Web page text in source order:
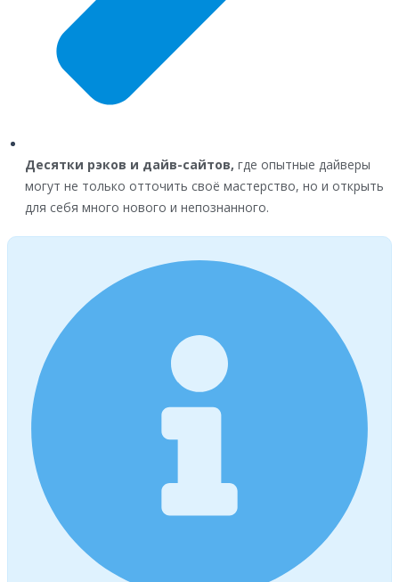
Десятки рэков и дайв-сайтов, где опытные дайверы
могут не только отточить своё мастерство, но и открыть
для себя много нового и непознанного.